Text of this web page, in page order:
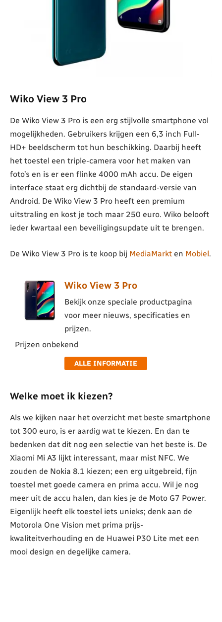
Wiko View 3 Pro
De Wiko View 3 Pro is een erg stijlvolle smartphone vol
mogelijkheden. Gebruikers krijgen een 6,3 inch Full-
HD+ beeldscherm tot hun beschikking. Daarbij heeft
het toestel een triple-camera voor het maken van
foto’s en is er een flinke 4000 mAh accu. De eigen
interface staat erg dichtbij de standaard-versie van
Android. De Wiko View 3 Pro heeft een premium
uitstraling en kost je toch maar 250 euro. Wiko belooft
ieder kwartaal een beveiligingsupdate uit te brengen.
De Wiko View 3 Pro is te koop bij MediaMarkt en Mobiel.
Wiko View 3 Pro
Bekijk onze speciale productpagina
voor meer nieuws, specificaties en
prijzen.
Prijzen onbekend
ALLE INFORMATIE
Welke moet ik kiezen?
Als we kijken naar het overzicht met beste smartphone
tot 300 euro, is er aardig wat te kiezen. En dan te
bedenken dat dit nog een selectie van het beste is. De
Xiaomi Mi A3 lijkt interessant, maar mist NFC. We
zouden de Nokia 8.1 kiezen; een erg uitgebreid, fijn
toestel met goede camera en prima accu. Wil je nog
meer uit de accu halen, dan kies je de Moto G7 Power.
Eigenlijk heeft elk toestel iets unieks; denk aan de
Motorola One Vision met prima prijs-
kwaliteitverhouding en de Huawei P30 Lite met een
mooi design en degelijke camera.